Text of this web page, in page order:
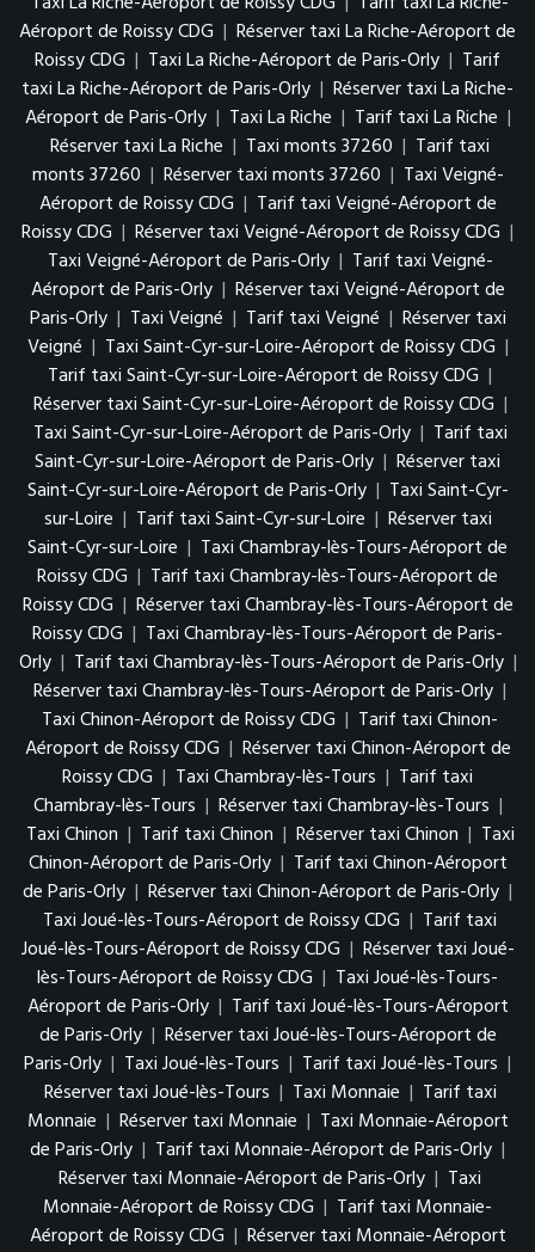
Aéroport de Roissy CDG | Réserver taxi La Riche-Aéroport de
Roissy CDG | Taxi La Riche-Aéroport de Paris-Orly | Tarif
taxi La Riche-Aéroport de Paris-Orly | Réserver taxi La Riche-
Aéroport de Paris-Orly | Taxi La Riche | Tarif taxi La Riche |
Réserver taxi La Riche | Taxi monts 37260 | Tarif taxi
monts 37260 | Réserver taxi monts 37260 | Taxi Veigné-
Aéroport de Roissy CDG | Tarif taxi Veigné-Aéroport de
Roissy CDG | Réserver taxi Veigné-Aéroport de Roissy CDG |
Taxi Veigné-Aéroport de Paris-Orly | Tarif taxi Veigné-
Aéroport de Paris-Orly | Réserver taxi Veigné-Aéroport de
Paris-Orly | Taxi Veigné | Tarif taxi Veigné | Réserver taxi
Veigné | Taxi Saint-Cyr-sur-Loire-Aéroport de Roissy CDG |
Tarif taxi Saint-Cyr-sur-Loire-Aéroport de Roissy CDG |
Réserver taxi Saint-Cyr-sur-Loire-Aéroport de Roissy CDG |
Taxi Saint-Cyr-sur-Loire-Aéroport de Paris-Orly | Tarif taxi
Saint-Cyr-sur-Loire-Aéroport de Paris-Orly | Réserver taxi
Saint-Cyr-sur-Loire-Aéroport de Paris-Orly | Taxi Saint-Cyr-
sur-Loire | Tarif taxi Saint-Cyr-sur-Loire | Réserver taxi
Saint-Cyr-sur-Loire | Taxi Chambray-lès-Tours-Aéroport de
Roissy CDG | Tarif taxi Chambray-lès-Tours-Aéroport de
Roissy CDG | Réserver taxi Chambray-lès-Tours-Aéroport de
Roissy CDG | Taxi Chambray-lès-Tours-Aéroport de Paris-
Orly | Tarif taxi Chambray-lès-Tours-Aéroport de Paris-Orly |
Réserver taxi Chambray-lès-Tours-Aéroport de Paris-Orly |
Taxi Chinon-Aéroport de Roissy CDG | Tarif taxi Chinon-
Aéroport de Roissy CDG | Réserver taxi Chinon-Aéroport de
Roissy CDG | Taxi Chambray-lès-Tours | Tarif taxi
Chambray-lès-Tours | Réserver taxi Chambray-lès-Tours |
Taxi Chinon | Tarif taxi Chinon | Réserver taxi Chinon | Taxi
Chinon-Aéroport de Paris-Orly | Tarif taxi Chinon-Aéroport
de Paris-Orly | Réserver taxi Chinon-Aéroport de Paris-Orly |
Taxi Joué-lès-Tours-Aéroport de Roissy CDG | Tarif taxi
Joué-lès-Tours-Aéroport de Roissy CDG | Réserver taxi Joué-
lès-Tours-Aéroport de Roissy CDG | Taxi Joué-lès-Tours-
Aéroport de Paris-Orly | Tarif taxi Joué-lès-Tours-Aéroport
de Paris-Orly | Réserver taxi Joué-lès-Tours-Aéroport de
Paris-Orly | Taxi Joué-lès-Tours | Tarif taxi Joué-lès-Tours |
Réserver taxi Joué-lès-Tours | Taxi Monnaie | Tarif taxi
Monnaie | Réserver taxi Monnaie | Taxi Monnaie-Aéroport
de Paris-Orly | Tarif taxi Monnaie-Aéroport de Paris-Orly |
Réserver taxi Monnaie-Aéroport de Paris-Orly | Taxi
Monnaie-Aéroport de Roissy CDG | Tarif taxi Monnaie-
Aéroport de Roissy CDG | Réserver taxi Monnaie-Aéroport